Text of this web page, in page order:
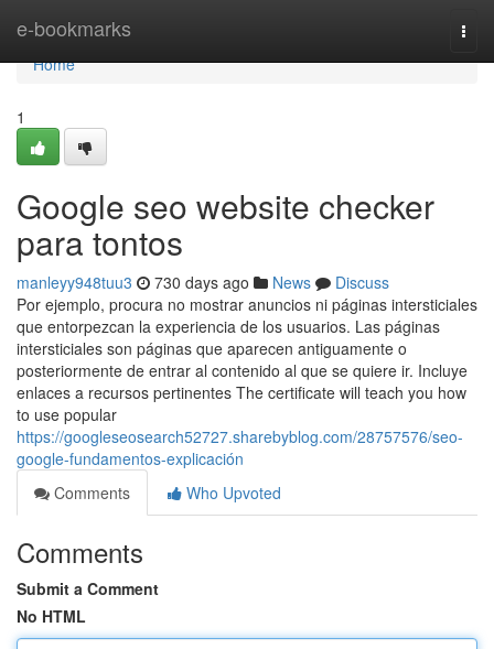
e-bookmarks
Home
Home
1
Google seo website checker
para tontos
manleyy948tuu3 730 days ago News
Discuss
Por ejemplo, procura no mostrar anuncios ni páginas intersticiales
que entorpezcan la experiencia de los usuarios. Las páginas
intersticiales son páginas que aparecen antiguamente o
posteriormente de entrar al contenido al que se quiere ir. Incluye
enlaces a recursos pertinentes The certificate will teach you how
to use popular
https://googleseosearch52727.sharebyblog.com/28757576/seo-
google-fundamentos-explicación
Comments
Who Upvoted
Comments
Submit a Comment
No HTML